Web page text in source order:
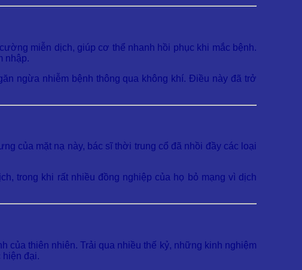
miễn dịch, giúp cơ thể nhanh hồi phục khi mắc bệnh.
nhập.
ngừa nhiễm bệnh thông qua không khí. Điều này đã trở
của mặt nạ này, bác sĩ thời trung cổ đã nhồi đầy các loại
trong khi rất nhiều đồng nghiệp của họ bỏ mạng vì dịch
của thiên nhiên. Trải qua nhiều thế kỷ, những kinh nghiệm
hiện đại.